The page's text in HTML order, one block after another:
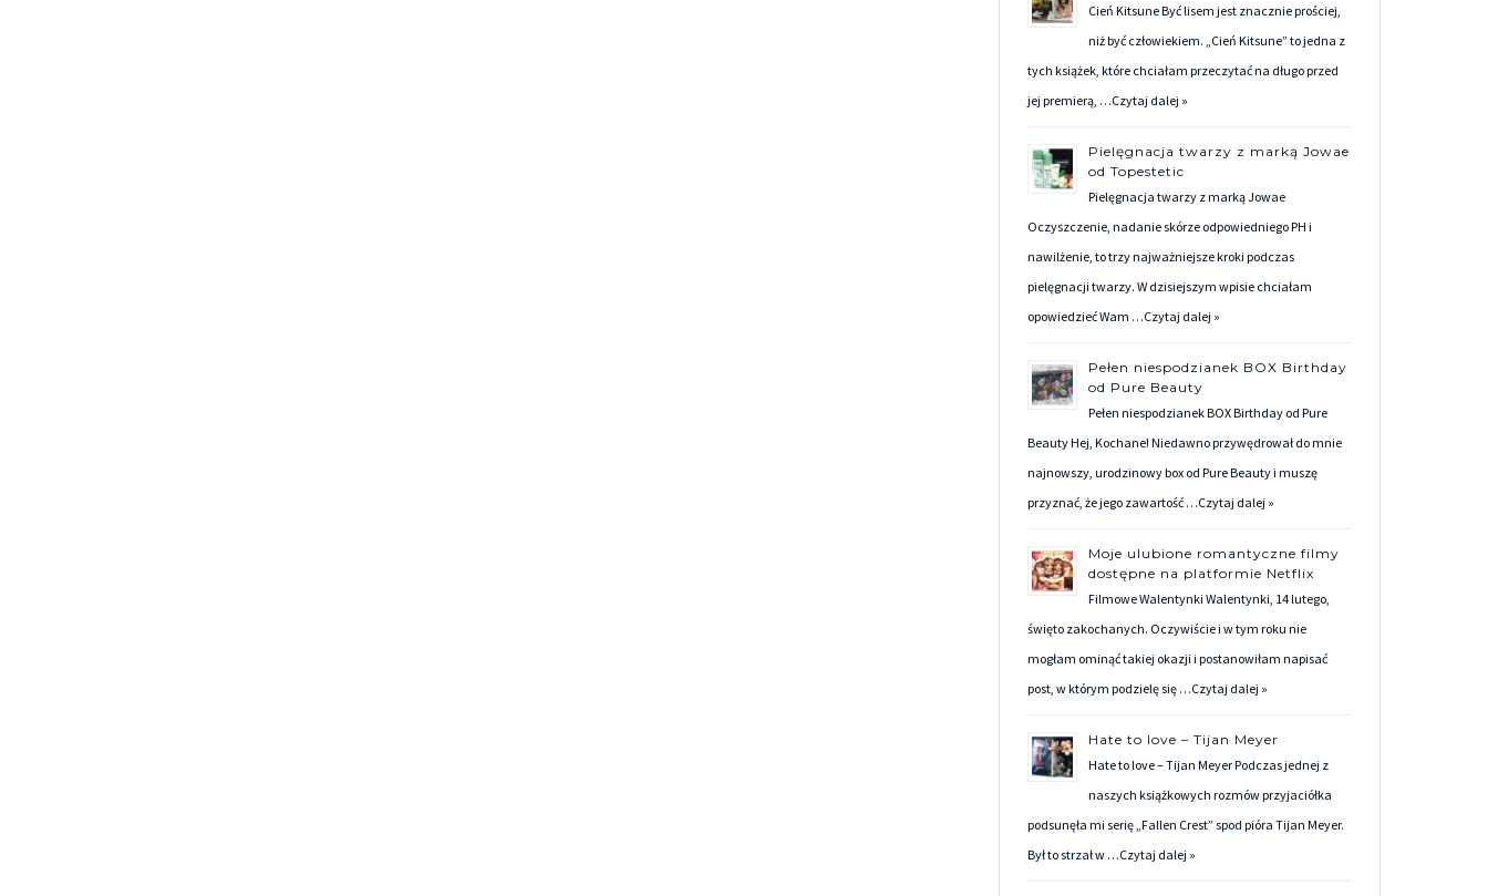
Cień Kitsune Być lisem jest znacznie prościej,
niż być człowiekiem. „Cień Kitsune” to jedna z
tych książek, które chciałam przeczytać na długo przed
jej premierą, …Czytaj dalej »
Pielęgnacja twarzy z marką Jowae
od Topestetic
Pielęgnacja twarzy z marką Jowae
Oczyszczenie, nadanie skórze odpowiedniego PH i
nawilżenie, to trzy najważniejsze kroki podczas
pielęgnacji twarzy. W dzisiejszym wpisie chciałam
opowiedzieć Wam …Czytaj dalej »
Pełen niespodzianek BOX Birthday
od Pure Beauty
Pełen niespodzianek BOX Birthday od Pure
Beauty Hej, Kochane! Niedawno przywędrował do mnie
najnowszy, urodzinowy box od Pure Beauty i muszę
przyznać, że jego zawartość …Czytaj dalej »
Moje ulubione romantyczne filmy
dostępne na platformie Netflix
Filmowe Walentynki Walentynki, 14 lutego,
święto zakochanych. Oczywiście i w tym roku nie
mogłam ominąć takiej okazji i postanowiłam napisać
post, w którym podzielę się …Czytaj dalej »
Hate to love – Tijan Meyer
Hate to love – Tijan Meyer Podczas jednej z
naszych książkowych rozmów przyjaciółka
podsunęła mi serię „Fallen Crest” spod pióra Tijan Meyer.
Był to strzał w …Czytaj dalej »